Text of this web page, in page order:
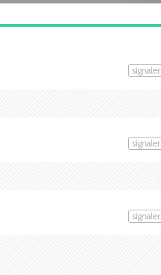
signaler
signaler
signaler